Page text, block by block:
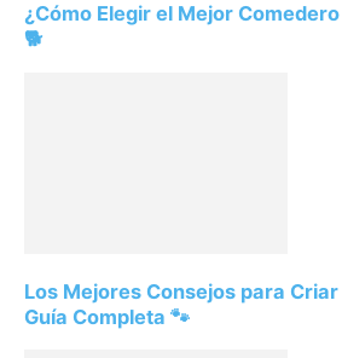
¿Cómo Elegir el Mejor
🐕
Los Mejores Consejos para
Guía Completa 🐾